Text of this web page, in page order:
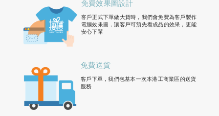
免費效果圖設計
客戶正式下單做大貨時，我們會免費為客戶製作
電腦效果圖，讓客戶可預先看成品的效果，更能
安心下單
免費送貨
客戶下單，我們包基本一次本港工商業區的送貨
服務